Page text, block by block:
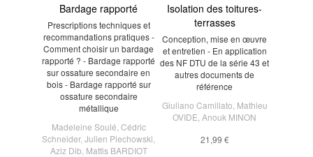
Bardage rapporté
Prescriptions techniques et
recommandations pratiques -
Comment choisir un bardage
rapporté ? - Bardage rapporté
sur ossature secondaire en
bois - Bardage rapporté sur
ossature secondaire
métallique
Madeleine Soulé Cédric
Schneider, Julien Piechowski
Aziz Dib Mattis BARDIOT
Isolation des toitures-
terrasses
Conception, mise en œuvre
et entretien - En application
des NF DTU de la série 43 et
autres documents de
référence
Giuliano Camillato Mathieu
OVIDE Anouk MINON
21,99 €